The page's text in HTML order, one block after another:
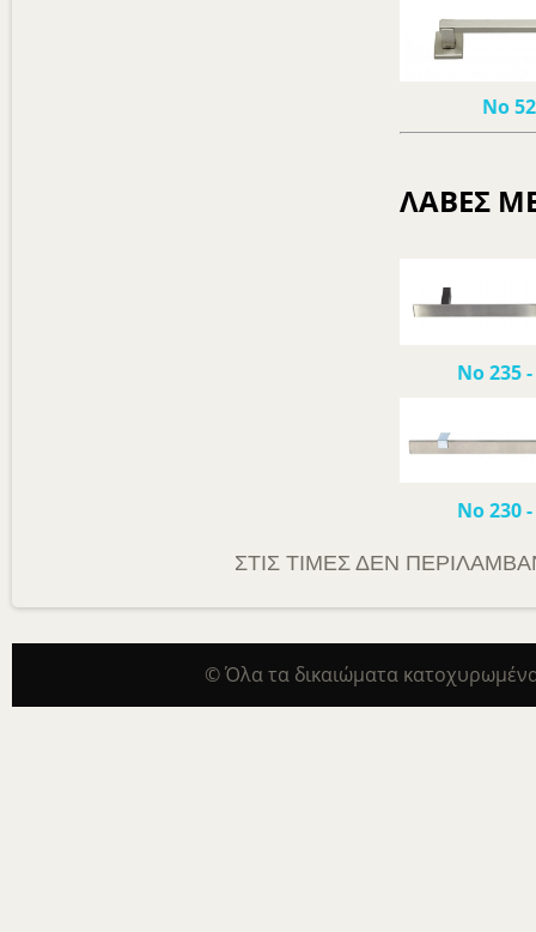
Νο
ΛΑΒΕΣ
Νο 235-
Νο 230-
ΣΤΙΣ ΤΙΜΕΣ ΔΕΝ
© Όλα τα δικαιώματα